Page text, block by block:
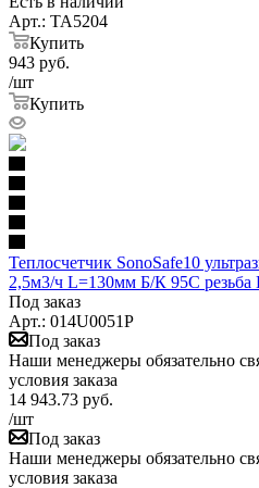
Арт.: TA5204
Купить
943 руб.
/шт
Купить
Теплосчетчик SonoSafe10
2,5м3/ч L=130мм Б/К 95С резьба
Под заказ
Арт.: 014U0051P
Под заказ
Наши менеджеры обязательно
условия заказа
14 943.73 руб.
/шт
Под заказ
Наши менеджеры обязательно
условия заказа